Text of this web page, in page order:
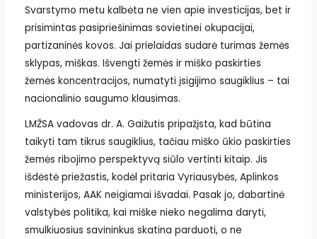
Svarstymo metu kalbėta ne vien apie investicijas, bet ir
prisimintas pasipriešinimas sovietinei okupacijai,
partizaninės kovos. Jai prielaidas sudarė turimas žemės
sklypas, miškas. Išvengti žemės ir miško paskirties
žemės koncentracijos, numatyti įsigijimo saugiklius – tai
nacionalinio saugumo klausimas.
LMŽSA vadovas dr. A. Gaižutis pripažįsta, kad būtina
taikyti tam tikrus saugiklius, tačiau miško ūkio paskirties
žemės ribojimo perspektyvą siūlo vertinti kitaip. Jis
išdėstė priežastis, kodėl pritaria Vyriausybės, Aplinkos
ministerijos, AAK neigiamai išvadai. Pasak jo, dabartinė
valstybės politika, kai miške nieko negalima daryti,
smulkiuosius savininkus skatina parduoti, o ne